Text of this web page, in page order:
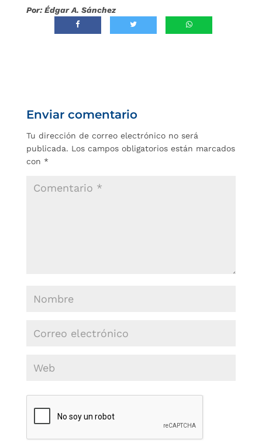
Por: Édgar A. Sánchez
Enviar comentario
Tu dirección de correo electrónico no será
publicada. Los campos obligatorios están marcados
con *